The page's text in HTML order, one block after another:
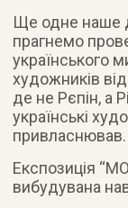
Ще одне наше
прагнемо
українського
художників
де не Рєпін, а
українські
привласнював.
Експозиція
вибудувана